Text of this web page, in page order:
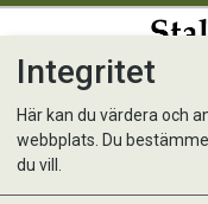
Myrr®
Integritet
Här kan du värdera och
webbplats. Du
du vill.